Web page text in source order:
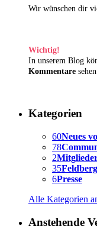
Wir wünschen dir
Wichtig!
In unserem Blog
Kommentare
Kategorien
60Neues
78
2
35
6Presse
Alle Kategorien
Anstehende